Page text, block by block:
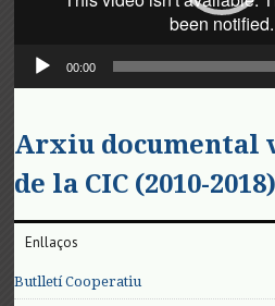
00:00
Arxiu documental
de la CIC (2010-2018)
Enllaços
Butlletí Cooperatiu